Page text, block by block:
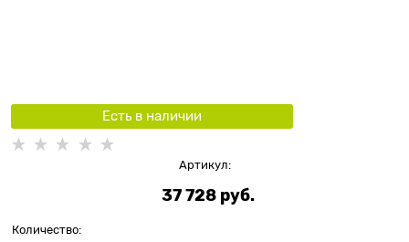
Есть в наличии
Артикул:
37 728 руб.
Количество: